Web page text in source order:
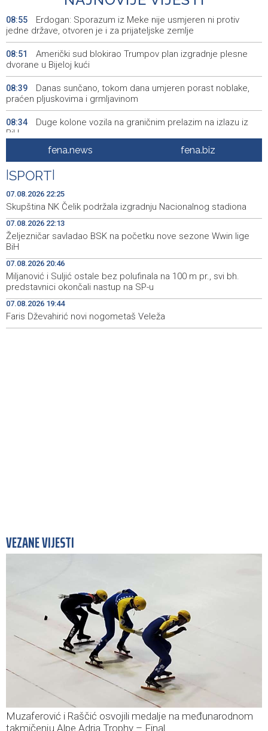
08:55
Erdogan: Sporazum iz Meke nije usmjeren ni protiv
jedne države, otvoren je i za prijateljske zemlje
08:51
Američki sud blokirao Trumpov plan izgradnje plesne
dvorane u Bijeloj kući
08:39
Danas sunčano, tokom dana umjeren porast noblake,
praćen pljuskovima i grmljavinom
08:34
Duge kolone vozila na graničnim prelazim na izlazu iz
BiH
Deset zeničkih rudara četvrtu noć ostali u jami
Raspotočje
08:25
Podrška najmlađima: U Mostaru podijeljeno 50 ruksaka
sa školskim priborom
08:25 Najave događaja za 8. 8. 2026. godine (subota)
08:20
pjesmu, običaje i gastronomiju
08:09
Civilna zaštita Posušje upozorava na opasnost od
požara na Blidinju
22:25
Skupština NK Čelik podržala izgradnju Nacionalnog
stadiona
fena.news fena.biz
SPORT
07.08.2026 22:25
Skupština NK Čelik podržala izgradnju Nacionalnog stadiona
07.08.2026 22:13
Željezničar savladao BSK na početku nove sezone Wwin lige
BiH
07.08.2026 20:46
Miljanović i Suljić ostale bez polufinala na 100 m pr., svi bh.
predstavnici okončali nastup na SP-u
07.08.2026 19:44
Faris Dževahirić novi nogometaš Veleža
VEZANE VIJESTI
Muzaferović i Raščić osvojili medalje na međunarodnom
takmičenju Alpe Adria Trophy – Final